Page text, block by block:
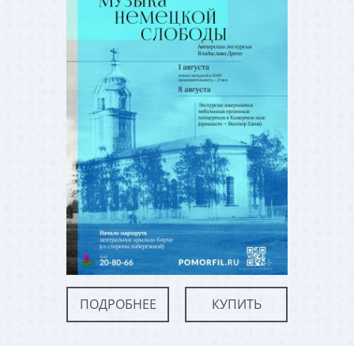
ПОДРОБНЕЕ КУПИТЬ